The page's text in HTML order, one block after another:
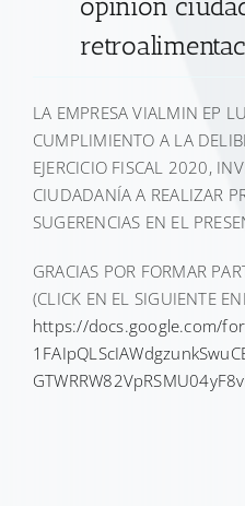
LA EMPRESA VIALMIN EP
CUMPLIMIENTO A LA
EJERCICIO FISCAL 2020,
CIUDADANÍA A REALIZAR
SUGERENCIAS EN EL
GRACIAS POR FORMAR
(CLICK EN EL SIGUIENTE
https://docs.google.com/